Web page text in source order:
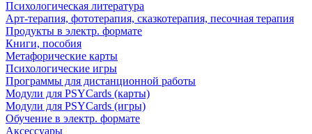
Психологическая литература
Арт-терапия, фототерапия, сказкотерапия, песочная терапия
Продукты в электр. формате
Книги, пособия
Метафорические карты
Психологические игры
Программы для дистанционной работы
Модули для PSYCards (карты)
Модули для PSYCards (игры)
Обучение в электр. формате
Аксессуары